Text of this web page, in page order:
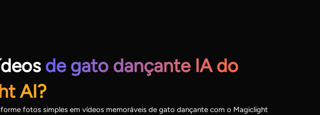
de gato dançante IA do
AI?
fotos simples em vídeos memoráveis de gato dançante com o Magiclight